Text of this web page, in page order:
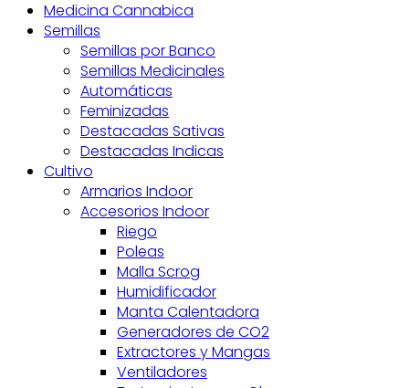
Medicina Cannabica
Semillas
Semillas por Banco
Semillas Medicinales
Automáticas
Feminizadas
Destacadas Sativas
Destacadas Indicas
Cultivo
Armarios Indoor
Accesorios Indoor
Riego
Poleas
Malla Scrog
Humidificador
Manta Calentadora
Generadores de CO2
Extractores y Mangas
Ventiladores